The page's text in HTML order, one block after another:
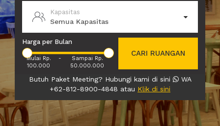
Kapasitas
Semua Kapasitas
Harga per Bulan
Mulai Rp.
100.000
-
Sampai Rp.
50.000.000
CARI RUANGAN
Butuh Paket Meeting? Hubungi kami di sini
WA
+62-812-8900-4848 atau Klik di sini